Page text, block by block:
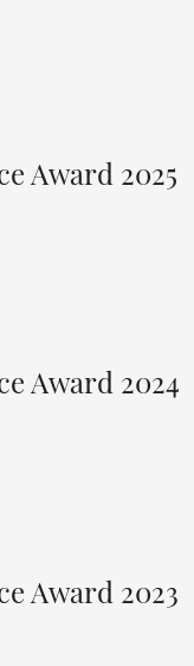
Award 2025
Award 2024
Award 2023